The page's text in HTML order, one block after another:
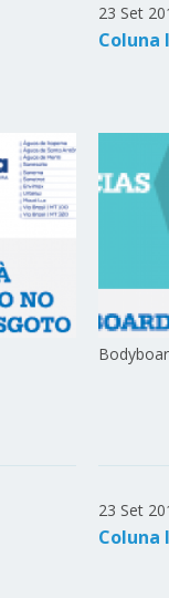
23 Set
Coluna
23 Set
Coluna